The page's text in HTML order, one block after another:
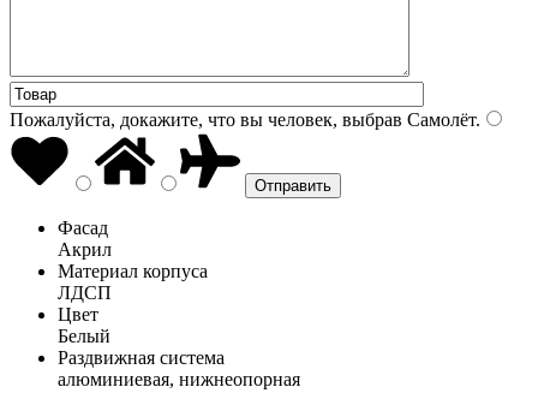
Пожалуйста, докажите, что вы человек, выбрав Самолёт.
Фасад
Акрил
Материал корпуса
ЛДСП
Цвет
Белый
Раздвижная система
алюминиевая, нижнеопорная